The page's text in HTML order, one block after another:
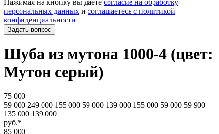
Нажимая на кнопку вы даете согласие на обработку
персональных данных и соглашаетесь с политикой
конфиденциальности
Задать вопрос
Шуба из мутона 1000-4 (цвет:
Мутон серый)
75 000
59 000 249 000 155 000 59 000 139 000 155 000 59 000 59 900
135 000 139 000
руб.*
85 000